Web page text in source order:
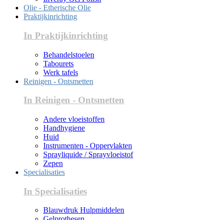
Olie - Etherische Olie
Praktijkinrichting
In Praktijkinrichting
Behandelstoelen
Tabourets
Werk tafels
Reinigen - Ontsmetten
In Reinigen - Ontsmetten
Andere vloeistoffen
Handhygiene
Huid
Instrumenten - Oppervlakten
Sprayliquide / Sprayvloeistof
Zepen
Specialisaties
In Specialisaties
Blauwdruk Hulpmiddelen